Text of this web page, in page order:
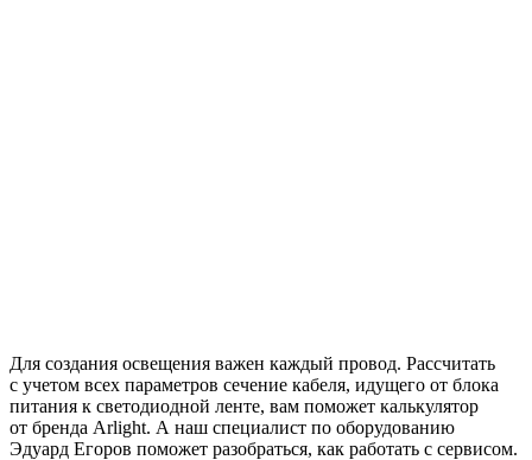
Для создания освещения важен каждый провод. Рассчитать
с учетом всех параметров сечение кабеля, идущего от блока
питания к светодиодной ленте, вам поможет калькулятор
от бренда Arlight. А наш специалист по оборудованию
Эдуард Егоров поможет разобраться, как работать с сервисом.